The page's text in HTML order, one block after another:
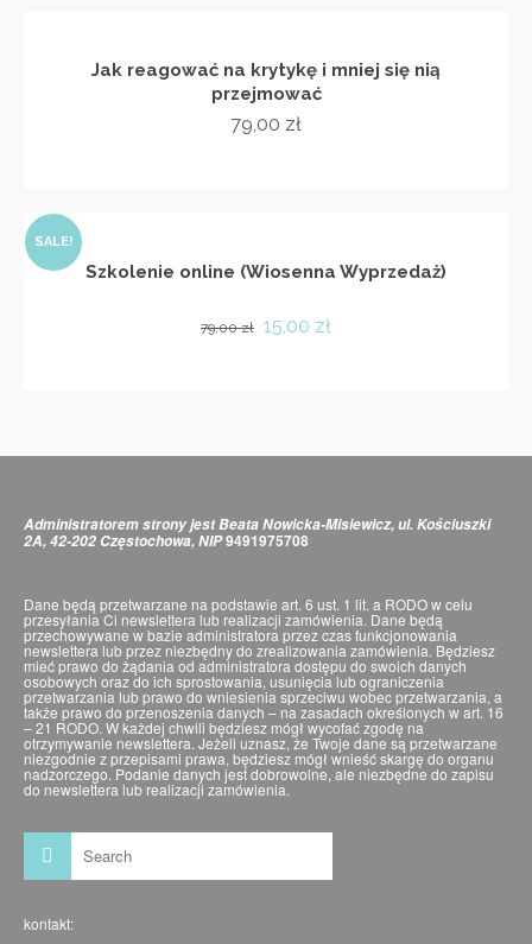
Jak reagować na krytykę i mniej się nią
przejmować
79,00 zł
SALE!
Szkolenie online (Wiosenna Wyprzedaż)
79,00zł Pierwotna
15,00 zł
Administratorem strony jest Beata Nowicka-Misiewicz, ul. Kościuszki
2A, 42-202 Częstochowa, NIP9491975708
Dane będą przetwarzane na podstawie art. 6 ust. 1 lit. a RODO w celu
przesyłania Ci newslettera lub realizacji zamówienia. Dane będą
przechowywane w bazie administratora przez czas funkcjonowania
newslettera lub przez niezbędny do zrealizowania zamówienia. Będziesz
mieć prawo do żądania od administratora dostępu do swoich danych
osobowych oraz do ich sprostowania, usunięcia lub ograniczenia
przetwarzania lub prawo do wniesienia sprzeciwu wobec przetwarzania, a
także prawo do przenoszenia danych – na zasadach określonych w art. 16
– 21 RODO. W każdej chwili będziesz mógł wycofać zgodę na
otrzymywanie newslettera. Jeżeli uznasz, że Twoje dane są przetwarzane
niezgodnie z przepisami prawa, będziesz mógł wnieść skargę do organu
nadzorczego. Podanie danych jest dobrowolne, ale niezbędne do zapisu
do newslettera lub realizacji zamówienia.
kontakt: